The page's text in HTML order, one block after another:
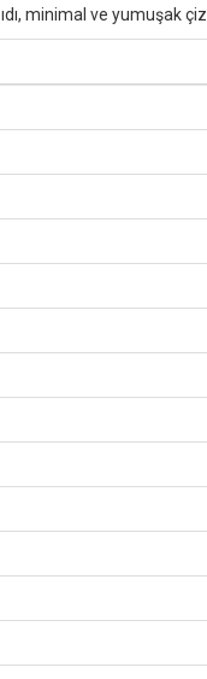
minimal ve yumuşak